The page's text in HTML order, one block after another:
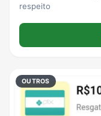
respeito
OUTROS